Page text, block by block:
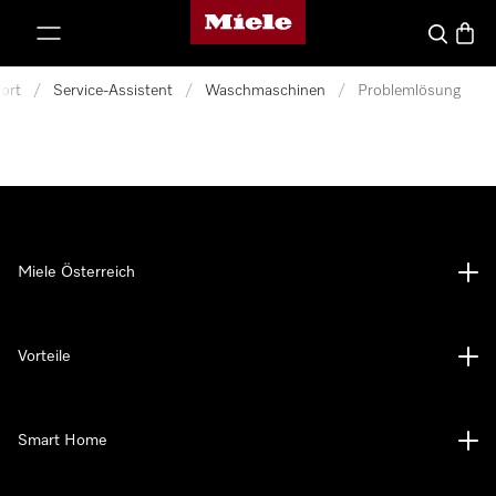
Miele-Homepage
Suche
/ Service-Assistent / Waschmaschinen / Problemlösung
Miele Österreich
Vorteile
Smart Home